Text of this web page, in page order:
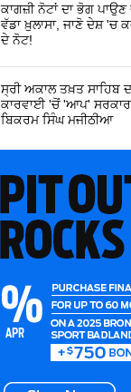
ਕਾਗਜ਼ੀ ਨੋਟਾਂ ਦਾ ਭੋਗ ਪਾਉਣ
ਵੱਡਾ ਖ਼ੁਲਾਸਾ, ਜਾਣੋ ਦੇਸ਼ 'ਚ
ਦੇ ਨੋਟ!
ਸ੍ਰੀ ਅਕਾਲ ਤਖ਼ਤ ਸਾਹਿਬ
ਕਾਰਵਾਈ 'ਚੋਂ 'ਆਪ'
ਬਿਕਰਮ ਸਿੰਘ ਮਜੀਠੀਆ